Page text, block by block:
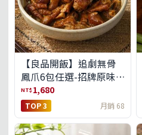
【良品開飯】追劇無骨
鳳爪6包任選-招牌原味/
濃濃蒜香/過癮麻辣(免運
組)
NT$ 1,680
TOP 3 月銷 68